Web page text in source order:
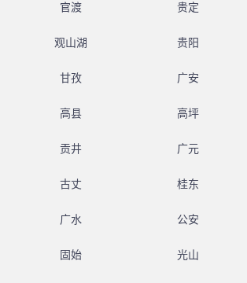
官渡 贵定
观山湖 贵阳
甘孜 广安
高县 高坪
贡井 广元
古丈 桂东
广水 公安
固始 光山